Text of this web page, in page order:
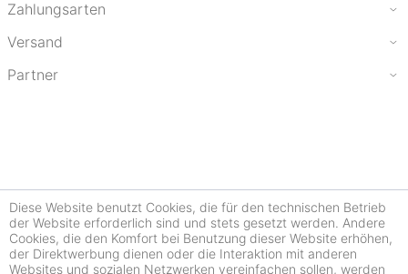
Zahlungsarten
Versand
Partner
Diese Website benutzt Cookies, die für den technischen Betrieb
der Website erforderlich sind und stets gesetzt werden. Andere
Cookies, die den Komfort bei Benutzung dieser Website erhöhen,
der Direktwerbung dienen oder die Interaktion mit anderen
Websites und sozialen Netzwerken vereinfachen sollen, werden